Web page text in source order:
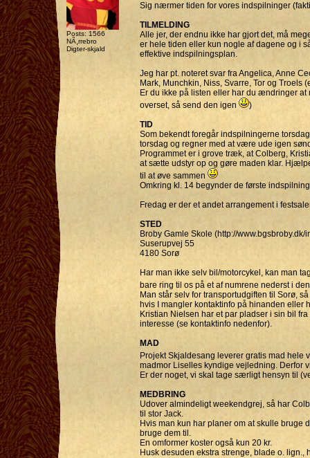
Posts: 1566
NÃ¸rrebro
Digter-skjald
Sig nærmer tiden for vores indspilninger
TILMELDING
Alle jer, der endnu ikke har gjort det, må
er hele tiden eller kun nogle af dagene og i
effektive indspilningsplan.
Jeg har pt. noteret svar fra Angelica, Anne
Mark, Munchkin, Niss, Svarre, Tor og Troels
Er du ikke på listen eller har du ændringer
overset, så send den igen
)
TID
Som bekendt foregår indspilningerne
torsdag og regner med at være ude igen
Programmet er i grove træk, at Colberg,
at sætte udstyr op og gøre maden klar.
til at øve sammen
Omkring kl. 14 begynder de første
Fredag er der et andet arrangement i
STED
Broby Gamle Skole (http://www.bgsbroby.dk/
Suserupvej 55
4180 Sorø
Har man ikke selv bil/motorcykel, kan man
bare ring til os på et af numrene nederst i
Man står selv for transportudgiften til Sorø,
hvis I mangler kontaktinfo på hinanden eller
Kristian Nielsen har et par pladser i sin bil
interesse (se kontaktinfo nedenfor).
MAD
Projekt Skjaldesang leverer gratis mad
madmor Liselles kyndige vejledning. Derfor
Er der noget, vi skal tage særligt hensyn til
MEDBRING
Udover almindeligt weekendgrej, så har
til stor Jack.
Hvis man kun har planer om at skulle bruge
bruge dem til.
En omformer koster også kun 20 kr.
Husk desuden ekstra strenge, blade o. lign.,